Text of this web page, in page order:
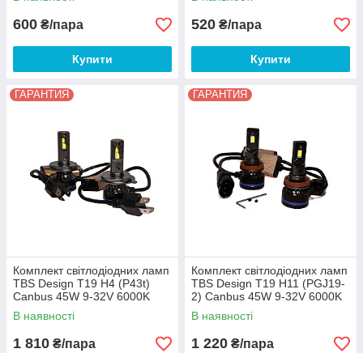
(3000K/8000K) 12-24V
600 ₴/пара
Купити
(3000K/8000K) 12-24V
520 ₴/пара
Купити
ГАРАНТИЯ
Комплект світлодіодних ламп
TBS Design T19 H4 (P43t)
Canbus 45W 9-32V 6000K
В наявності
1 810 ₴/пара
ГАРАНТИЯ
Комплект світлодіодних ламп
TBS Design T19 H11 (PGJ19-
2) Canbus 45W 9-32V 6000K
В наявності
1 220 ₴/пара